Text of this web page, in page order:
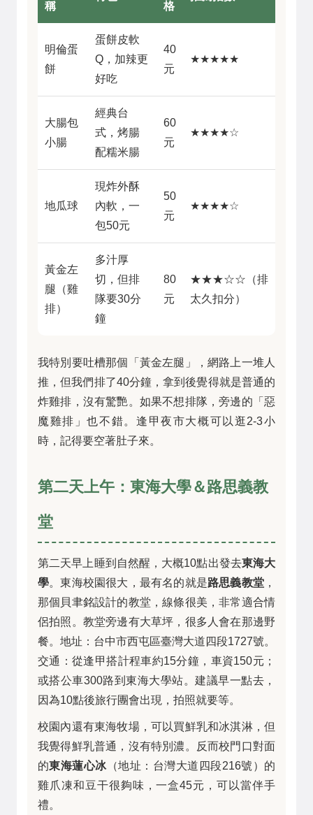
稱
格
明倫蛋
餅
蛋餅皮軟
Q，加辣更
好吃
40
元
★★★★★
大腸包
小腸
經典台
式，烤腸
配糯米腸
60
元
★★★★☆
地瓜球
現炸外酥
內軟，一
包50元
50
元
★★★★☆
黃金左
腿（雞
排）
多汁厚
切，但排
隊要30分
鐘
80
元
★★★☆☆（排
太久扣分）
我特別要吐槽那個「黃金左腿」，網路上一堆人
推，但我們排了40分鐘，拿到後覺得就是普通的
炸雞排，沒有驚艷。如果不想排隊，旁邊的「惡
魔雞排」也不錯。逢甲夜市大概可以逛2-3小
時，記得要空著肚子來。
第二天上午：東海大學＆路思義教
堂
第二天早上睡到自然醒，大概10點出發去東海大
學。東海校園很大，最有名的就是路思義教堂 ，
那個貝聿銘設計的教堂，線條很美，非常適合情
侶拍照。教堂旁邊有大草坪，很多人會在那邊野
餐。地址：台中市西屯區臺灣大道四段1727號。
交通：從逢甲搭計程車約15分鐘，車資150元；
或搭公車300路到東海大學站。建議早一點去，
因為10點後旅行團會出現，拍照就要等。
校園內還有東海牧場，可以買鮮乳和冰淇淋，但
我覺得鮮乳普通，沒有特別濃。反而校門口對面
的東海蓮心冰（地址：台灣大道四段216號）的
雞爪凍和豆干很夠味，一盒45元，可以當伴手
禮。